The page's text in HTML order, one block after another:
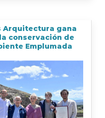
Arquitectura gana
conservación de
Emplumada